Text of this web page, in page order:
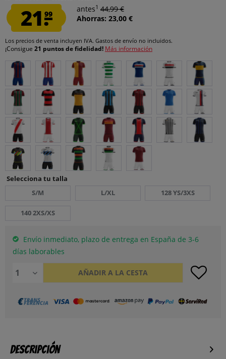
21.99
antes1 44,99 €
Ahorras: 23,00 €
Los precios de venta incluyen IVA. Gastos de envío no incluidos.
¡Consigue 21 puntos de fidelidad! Más información
Selecciona tu talla
S/M
L/XL 128 YS/3XS
140 2XS/XS
Envío inmediato, plazo de entrega en España de 3-6
días laborables
AÑADIR A LA CESTA
Descripción